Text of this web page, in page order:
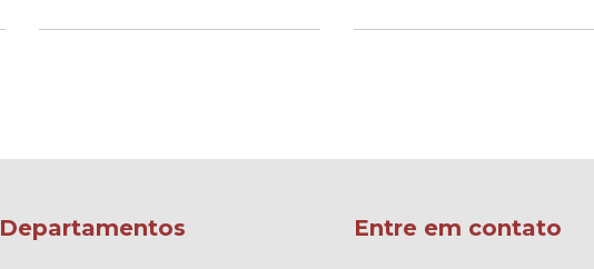
Departamentos Entre em contato